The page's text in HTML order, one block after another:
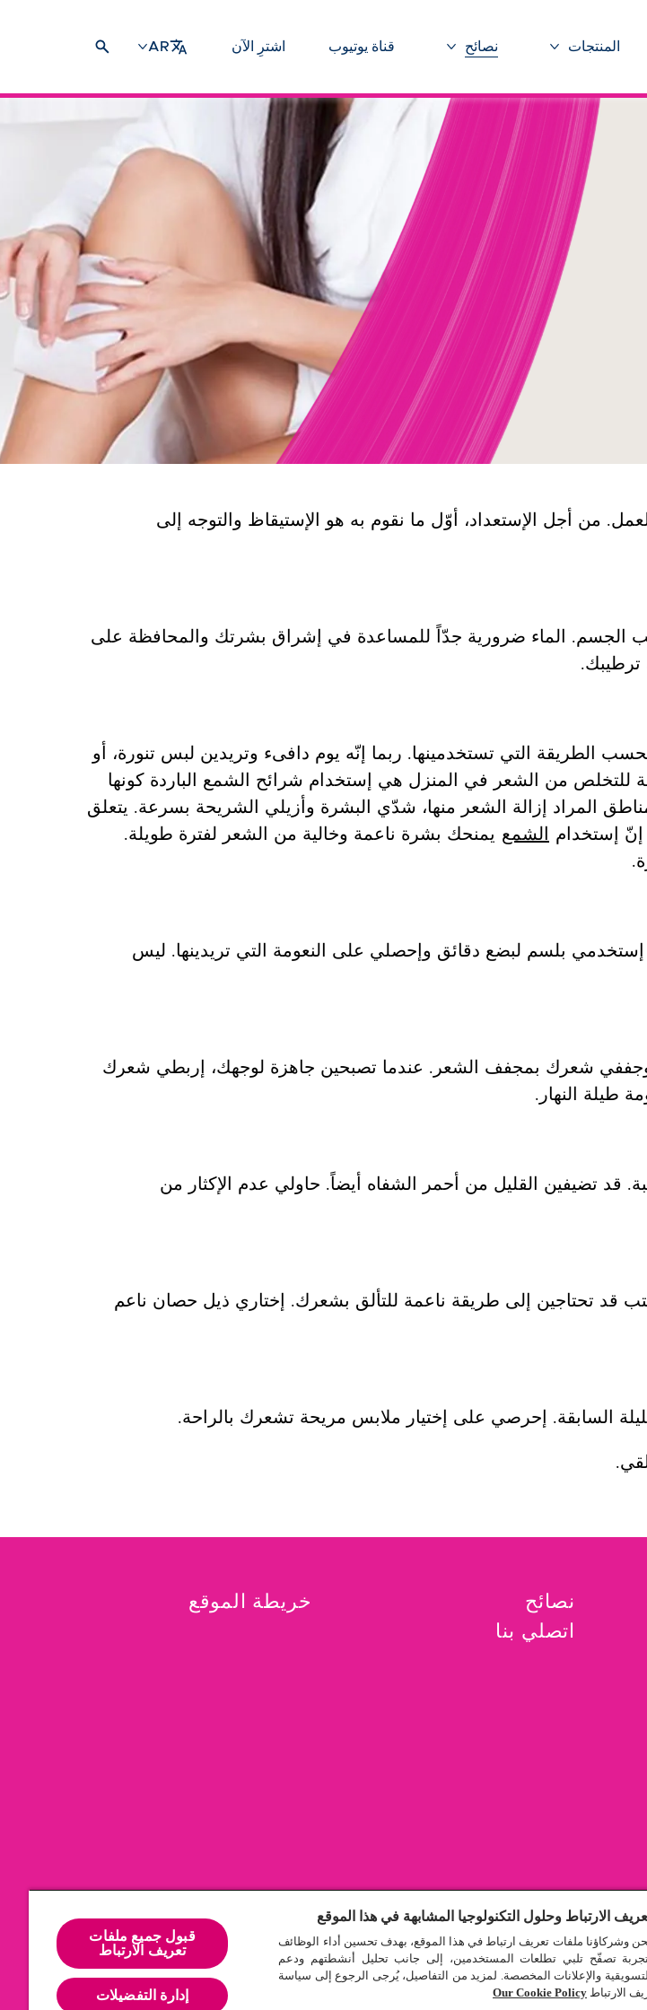
المنتجات
المزيد المنتجات
نصائح
المزيد نصائح
قناة يوتيوب اشترِ الآن AR
من أجل الإستعداد، أوّل ما نقوم به هو الإستيقاظ والتوجه إلى
الجسم. الماء ضرورية جدّاً للمساعدة في إشراق بشرتك والمحافظة على
ترطيبك.
الطريقة التي تستخدمينها. ربما إنّه يوم دافىء وتريدين لبس تنورة، أو
للتخلص من الشعر في المنزل هي إستخدام شرائح الشمع الباردة كونها
المراد إزالة الشعر منها، شدّي البشرة وأزيلي الشريحة بسرعة. يتعلق
إنّ إستخدام
الشمع يمنحك بشرة ناعمة وخالية من الشعر لفترة طويلة.
بلسم لبضع دقائق وإحصلي على النعومة التي تريدينها. ليس
شعرك بمجفف الشعر. عندما تصبحين جاهزة لوجهك، إربطي شعرك
النهار.
قد تضيفين القليل من أحمر الشفاه أيضاً. حاولي عدم الإكثار من
قد تحتاجين إلى طريقة ناعمة للتألق بشعرك. إختاري ذيل حصان ناعم
السابقة. إحرصي على إختيار ملابس مريحة تشعرك بالراحة.
نصائح
اتصلي بنا
خريطة الموقع
الارتباط وحلول التكنولوجيا المشابهة في هذا الموقع
وشركاؤنا ملفات تعريف ارتباط في هذا الموقع، بهدف تحسين أداء الوظائف
تصفّح تلبي تطلعات المستخدمين، إلى جانب تحليل أنشطتهم ودعم
والإعلانات المخصصة. لمزيد من التفاصيل، يُرجى الرجوع إلى سياسة
الارتباط Our Cookie Policy
قبول جميع ملفات
تعريف الارتباط
إدارة التفضيلات